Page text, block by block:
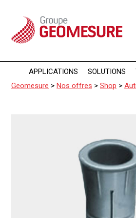
APPLICATIONS SOLUTIONS
Geomesure > Nos offres > Shop >